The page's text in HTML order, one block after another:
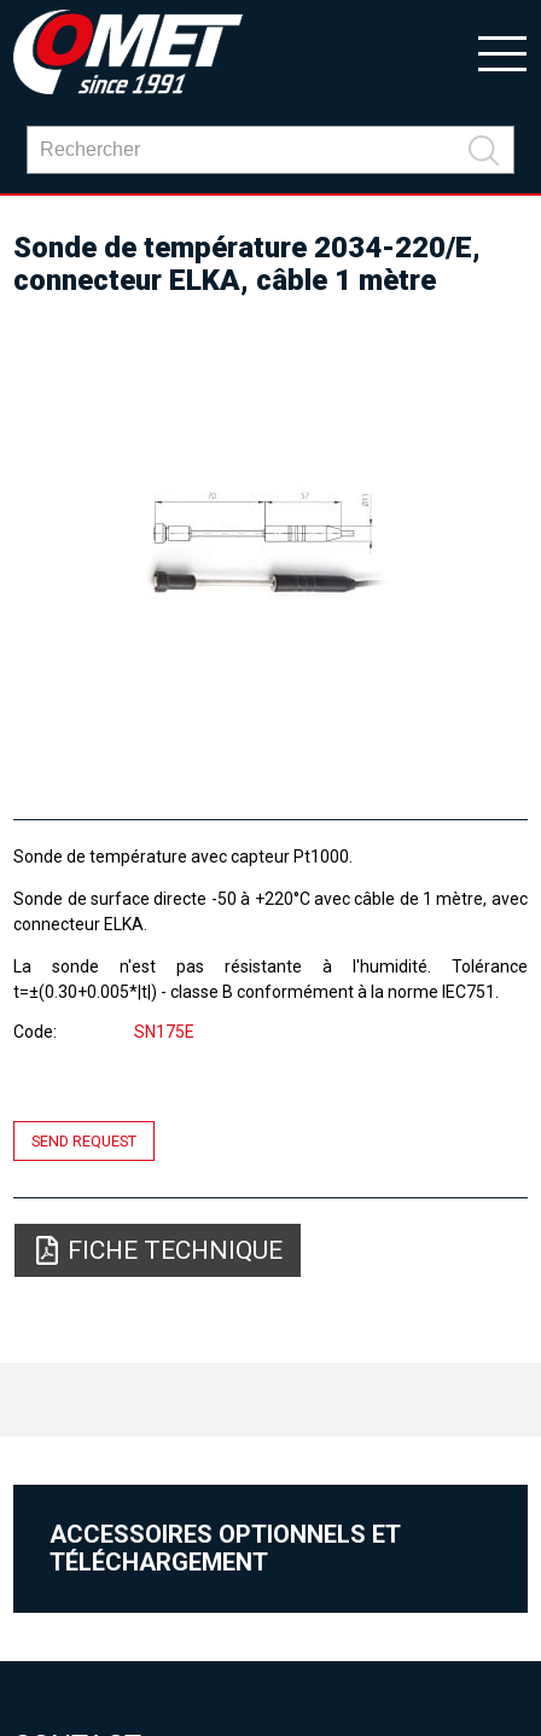
Sonde de température 2034-220/E,
connecteur ELKA, câble 1 mètre
Sonde de température avec capteur Pt1000.
Sonde de surface directe -50 à +220°C avec câble de 1 mètre, avec
connecteur ELKA.
La sonde n'est pas résistante à l'humidité. Tolérance
t=±(0.30+0.005*|t|) - classe B conformément à la norme IEC751.
Code SN175E
SEND REQUEST
FICHE TECHNIQUE
ACCESSOIRES OPTIONNELS ET
TÉLÉCHARGEMENT